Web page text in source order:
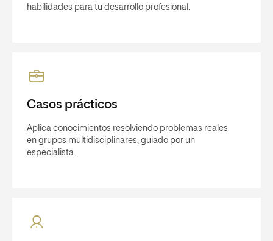
habilidades para tu desarrollo profesional.
Casos prácticos
Aplica conocimientos resolviendo problemas reales
en grupos multidisciplinares, guiado por un
especialista.